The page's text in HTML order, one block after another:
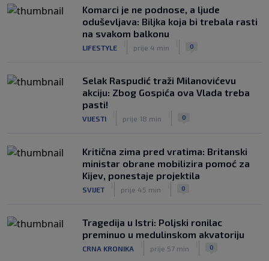
SK prije 6 h
Zekić sasuo kritike nakon remija: ‘O
problemima možemo pričati tri dana’
|
prije 4 h
Komarci je ne podnose, a ljude
oduševljava: Biljka koja bi trebala rasti
na svakom balkonu
LIFESTYLE prije 4 min 0
Selak Raspudić traži Milanovićevu
akciju: Zbog Gospića ova Vlada treba
pasti!
VIJESTI prije 18 min 0
Kritična zima pred vratima: Britanski
ministar obrane mobilizira pomoć za
Kijev, ponestaje projektila
SVIJET prije 45 min 0
Tragedija u Istri: Poljski ronilac
preminuo u medulinskom akvatoriju
CRNA KRONIKA prije 57 min 0